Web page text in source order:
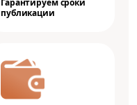
Гарантируем сроки
публикации